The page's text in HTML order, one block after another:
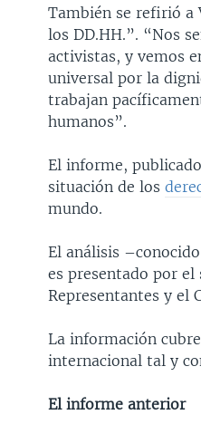
También se refirió a
los DD.HH.”. “Nos
activistas, y vemos
universal por la
trabajan
humanos”.
El informe,
situación de los
mundo.
El análisis
es presentado por el
Representantes y el
La información
internacional tal y
El informe anterior